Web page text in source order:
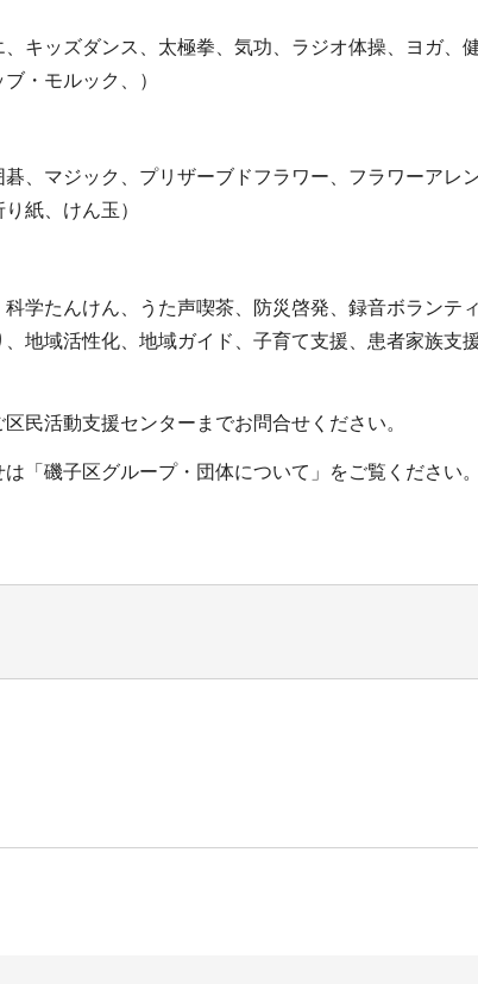
キッズダンス、太極拳、気功、ラジオ体操、ヨガ、
・モルック、）
、マジック、プリザーブドフラワー、フラワーアレ
紙、けん玉）
学たんけん、うた声喫茶、防災啓発、録音ボランテ
地域活性化、地域ガイド、子育て支援、患者家族支
民活動支援センターまでお問合せください。
「磯子区グループ・団体について」をご覧ください。